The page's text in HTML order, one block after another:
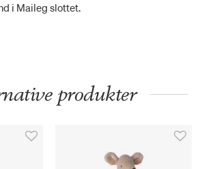
i Maileg slottet.
produkter